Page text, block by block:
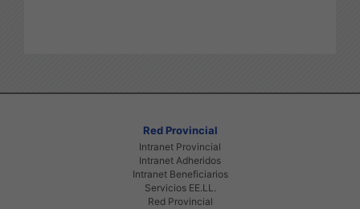
Red Provincial
Intranet Provincial
Intranet Adheridos
Intranet Beneficiarios
Servicios EE.LL.
Red Provincial